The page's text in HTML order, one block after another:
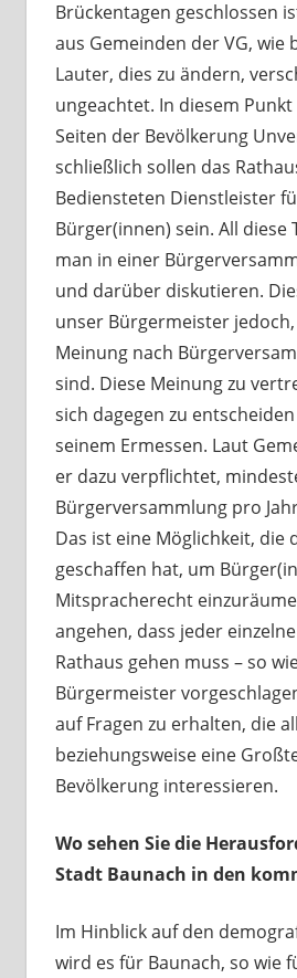
Brückentagen geschlossen
aus Gemeinden der VG, wie
Lauter, dies zu ändern,
ungeachtet. In diesem
Seiten der Bevölkerung
schließlich sollen das
Bediensteten Dienstleister
Bürger(innen) sein. All diese
man in einer
und darüber diskutieren.
unser Bürgermeister
Meinung nach
sind. Diese Meinung zu
sich dagegen zu
seinem Ermessen. Laut
er dazu verpflichtet,
Bürgerversammlung pro
Das ist eine Möglichkeit, die
geschaffen hat, um
Mitspracherecht
angehen, dass jeder
Rathaus gehen muss – so
Bürgermeister
auf Fragen zu erhalten, die
beziehungsweise eine
Bevölkerung interessieren.
Wo sehen Sie die
Stadt Baunach in den
Im Hinblick auf den
wird es für Baunach, so wie